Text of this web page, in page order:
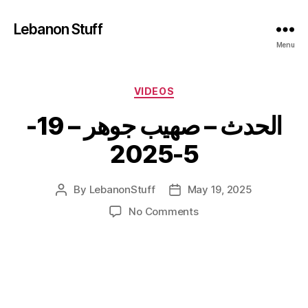
Lebanon Stuff
Menu
Categories
VIDEOS
الحدث – صهيب جوهر – 19-
5-2025
Post
By LebanonStuff
PostMay 19, 2025
No Commentson